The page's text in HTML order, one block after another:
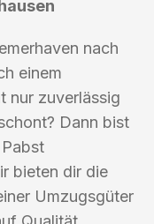
nach
einem
nur zuverlässig
Dann bist
bieten dir die
Umzugsgüter